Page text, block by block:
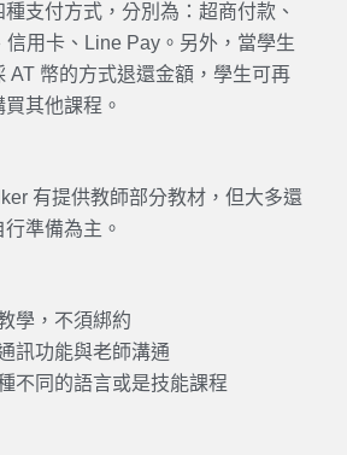
支付方式，分別為：超商付款、
信用卡、Line Pay。另外，當學生
AT 幣的方式退還金額，學生可再
其他課程。
有提供教師部分教材，但大多還
準備為主。
學，不須綁約
訊功能與老師溝通
不同的語言或是技能課程